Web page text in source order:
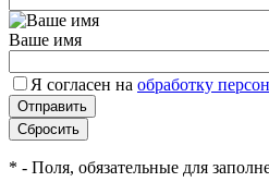
Ваше имя
Я согласен на обработку
* - Поля, обязательные для